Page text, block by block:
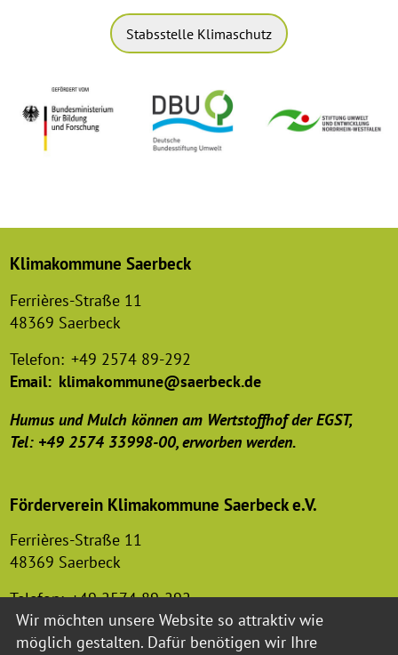
Stabsstelle Klimaschutz
Klimakommune Saerbeck
Ferrières-Straße 11
48369 Saerbeck
Telefon: +49 2574 89-292
Email: klimakommune@saerbeck.de
Humus und Mulch können am Wertstoffhof der EGST,
Tel: +49 2574 33998-00, erworben werden.
Förderverein Klimakommune Saerbeck e.V.
Ferrières-Straße 11
48369 Saerbeck
Telefon: +49 2574 89-292
Email: foerderverein-klimakommune@saerbeck.de
Wir möchten unsere Website so attraktiv wie
möglich gestalten. Dafür benötigen wir Ihre